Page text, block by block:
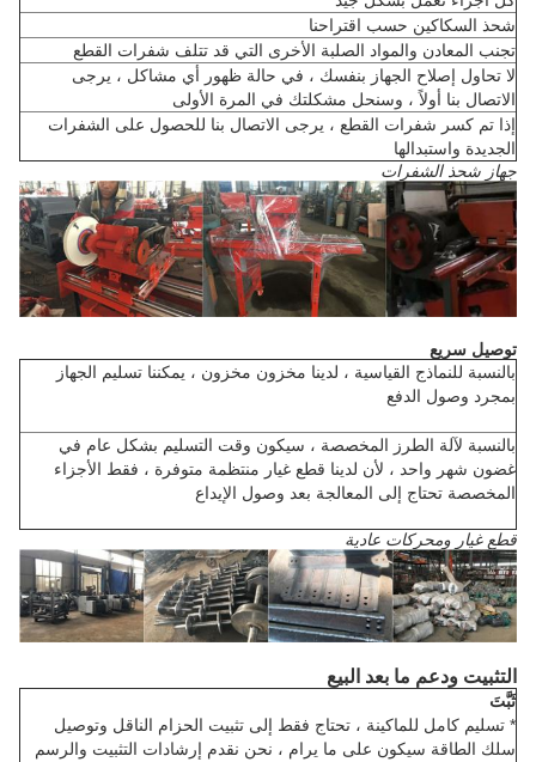
شحذ السكاكين حسب اقتراحنا
تجنب المعادن والمواد الصلبة الأخرى التي قد تتلف شفرات القطع
لا تحاول إصلاح الجهاز بنفسك ، في حالة ظهور أي مشاكل ، يرجى
الاتصال بنا أولاً ، وسنحل مشكلتك في المرة الأولى
إذا تم كسر شفرات القطع ، يرجى الاتصال بنا للحصول على الشفرات
الجديدة واستبدالها
جهاز شحذ الشفرات
توصيل سريع
بالنسبة للنماذج القياسية ، لدينا مخزون مخزون ، يمكننا تسليم الجهاز
بمجرد وصول الدفع
بالنسبة لآلة الطرز المخصصة ، سيكون وقت التسليم بشكل عام في
غضون شهر واحد ، لأن لدينا قطع غيار منتظمة متوفرة ، فقط الأجزاء
المخصصة تحتاج إلى المعالجة بعد وصول الإيداع
قطع غيار ومحركات عادية
التثبيت ودعم ما بعد البيع
ثَبَّتَ
* تسليم كامل للماكينة ، تحتاج فقط إلى تثبيت الحزام الناقل وتوصيل
سلك الطاقة سيكون على ما يرام ، نحن نقدم إرشادات التثبيت والرسم